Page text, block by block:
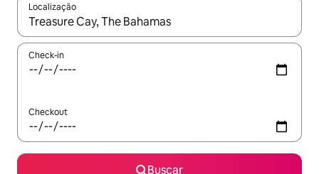
Localização
Quando os resultados estiverem disponíveis, explore-os
Check-in
Checkout
Buscar